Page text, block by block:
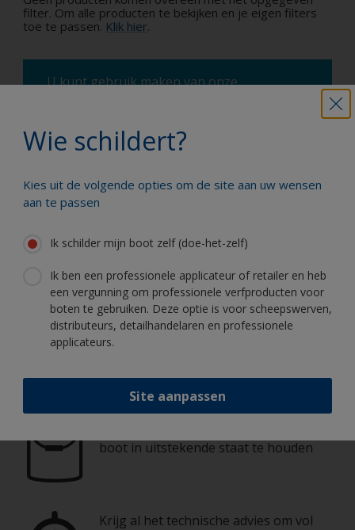
filter. Om alle producten te bekijken en je eigen filters
toe te passen. Klik hier.
U kunt gebruik maken van onze
informatie in: het type en de afmetingen
de door ons aanbevolen hoeveelheid
verflagen en u ontvangt een handige
inschatting.
Hoeveel verf heb ik nodig?
Wie schildert?
Kies uit de volgende opties om de site aan uw wensen
aan te passen
Ik schilder mijn boot zelf (doe-het-zelf)
Ik ben een professionele applicateur of retailer en heb
een vergunning om professionele verfproducten voor
boten te gebruiken. Deze optie is voor scheepswerven,
distributeurs, detailhandelaren en professionele
applicateurs.
Site aanpassen
professional
boot in uitstekende staat te houden
Krijg al het technische advies om vol